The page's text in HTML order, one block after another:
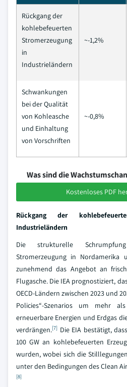
Rückgang der
kohlebefeuerten
Stromerzeugung
in
Industrieländern
~-1,2%
Schwankungen
bei der Qualität
von Kohleasche
und Einhaltung
von Vorschriften
~-0,8%
Was sind die
Kostenloses PDF
Rückgang der
Industrieländern
Die strukturelle
Stromerzeugung in Nordamerika
zunehmend das Angebot an
Flugasche. Die IEA prognostiziert,
OECD-Ländern zwischen 2023 und
Policies“-Szenarios um mehr
erneuerbare Energien und Erdgas
verdrängen.[7] Die EIA bestätigt,
100 GW an kohlebefeuerten
wurden, wobei sich die
unter den Bedingungen des Clean
[8]